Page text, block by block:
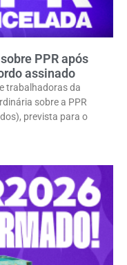
PPR após
assinado
trabalhadoras da
sobre a PPR
prevista para o